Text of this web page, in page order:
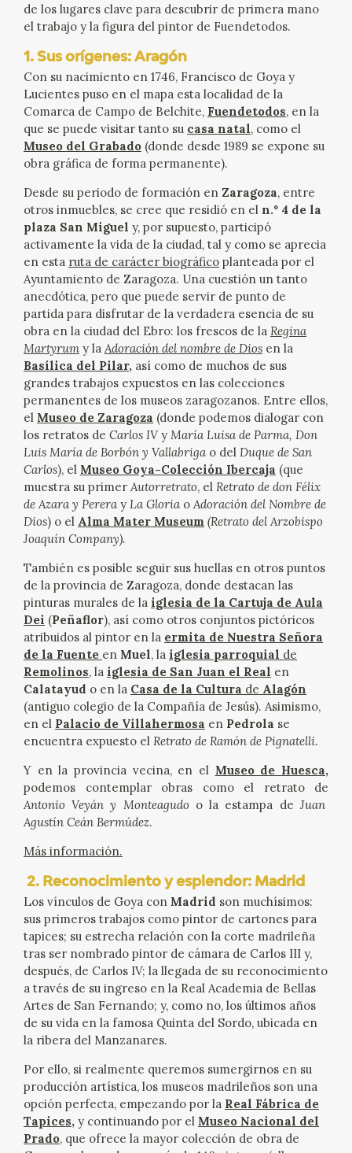
EL VIAJE DE GOYA
GOYA EN EL MUNDO
GOYA EN ARAGÓN
PREMIO ARAGÓN GOYA
EDICIONES
PUBLICACIONES
TIENDA
TIENDA ONLINE
EDUCA
RECURSOS EDUCATIVOS
FICHAS ARASAAC
de los lugares clave para descubrir de primera mano
el trabajo y la figura del pintor de Fuendetodos.
1. Sus orígenes: Aragón
Con su nacimiento en 1746, Francisco de Goya y
Lucientes puso en el mapa esta localidad de la
Comarca de Campo de Belchite, Fuendetodos, en la
que se puede visitar tanto su casa natal, como el
Museo del Grabado (donde desde 1989 se expone su
obra gráfica de forma permanente).
Desde su periodo de formación en Zaragoza, entre
otros inmuebles, se cree que residió en el n.º 4 de la
plaza San Miguel y, por supuesto, participó
activamente la vida de la ciudad, tal y como se aprecia
en esta ruta de carácter biográfico planteada por el
Ayuntamiento de Zaragoza. Una cuestión un tanto
anecdótica, pero que puede servir de punto de
partida para disfrutar de la verdadera esencia de su
obra en la ciudad del Ebro: los frescos de la Regina
Martyrum y la Adoración del nombre de Dios en la
Basílica del Pilar, así como de muchos de sus
grandes trabajos expuestos en las colecciones
permanentes de los museos zaragozanos. Entre ellos,
el Museo de Zaragoza (donde podemos dialogar con
los retratos de Carlos IVy María Luisa de Parma, Don
Luis María de Borbón y Vallabriga o del Duque de San
Carlos), el Museo Goya-Colección Ibercaja (que
muestra su primer Autorretrato, el Retrato de don Félix
de Azara y Perera y La Gloria o Adoración del Nombre de
Dios) o el Alma Mater Museum (Retrato del Arzobispo
Joaquín Company).
También es posible seguir sus huellas en otros puntos
de la provincia de Zaragoza, donde destacan las
pinturas murales de la iglesia de la Cartuja de Aula
Dei (Peñaflor), así como otros conjuntos pictóricos
atribuidos al pintor en la ermita de Nuestra Señora
de la Fuente en Muel, la iglesia parroquial de
Remolinos, la iglesia de San Juan el Real en
Calatayud o en la Casa de la Cultura de Alagón
(antiguo colegio de la Compañía de Jesús). Asimismo,
en el Palacio de Villahermosa en Pedrola se
encuentra expuesto el Retrato de Ramón de Pignatelli.
Y en la provincia vecina, en el Museo de Huesca,
podemos contemplar obras como el retrato de
Antonio Veyán y Monteagudo o la estampa de Juan
Agustín Ceán Bermúdez.
Más información.
2. Reconocimiento y esplendor: Madrid
Los vínculos de Goya con Madrid son muchísimos:
sus primeros trabajos como pintor de cartones para
tapices; su estrecha relación con la corte madrileña
tras ser nombrado pintor de cámara de Carlos III y,
después, de Carlos IV; la llegada de su reconocimiento
a través de su ingreso en la Real Academia de Bellas
Artes de San Fernando; y, como no, los últimos años
de su vida en la famosa Quinta del Sordo, ubicada en
la ribera del Manzanares.
Por ello, si realmente queremos sumergirnos en su
producción artística, los museos madrileños son una
opción perfecta, empezando por la Real Fábrica de
Tapices, y continuando por el Museo Nacional del
Prado, que ofrece la mayor colección de obra de